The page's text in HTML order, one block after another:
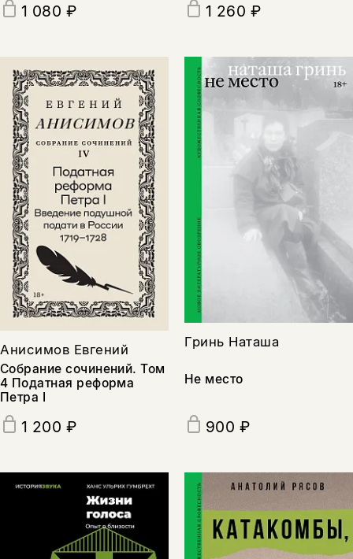
1 080 ₽ 1 260 ₽
Анисимов Евгений
Собрание сочинений. Том
4 Податная реформа
Петра I
1 200 ₽
Гринь Наташа
Не место
900 ₽